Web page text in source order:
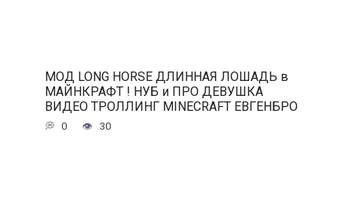
МОД LONG HORSE ДЛИННАЯ ЛОШАДЬ в
МАЙНКРАФТ ! НУБ и ПРО ДЕВУШКА
ВИДЕО ТРОЛЛИНГ MINECRAFT ЕВГЕНБРО
0 30